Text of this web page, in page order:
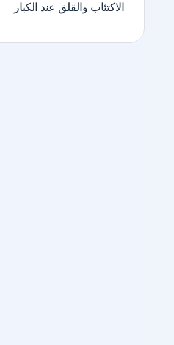
الاكتئاب والقلق عند الكبار